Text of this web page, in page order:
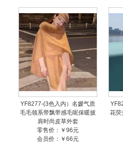
YF8277-(3色入内）名媛气质
毛毛领系带飘带感毛呢保暖披
肩时尚皮草外套
零售价：￥96元
会员价：￥66元
花荧